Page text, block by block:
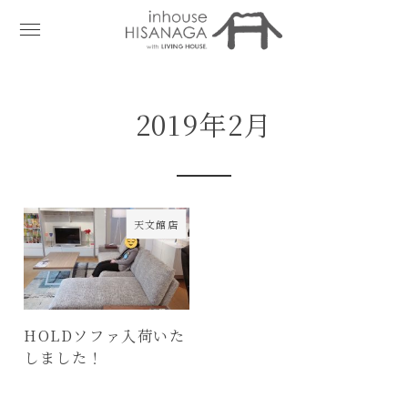
2019年2月
天文館店
HOLDソファ入荷いた
しました！